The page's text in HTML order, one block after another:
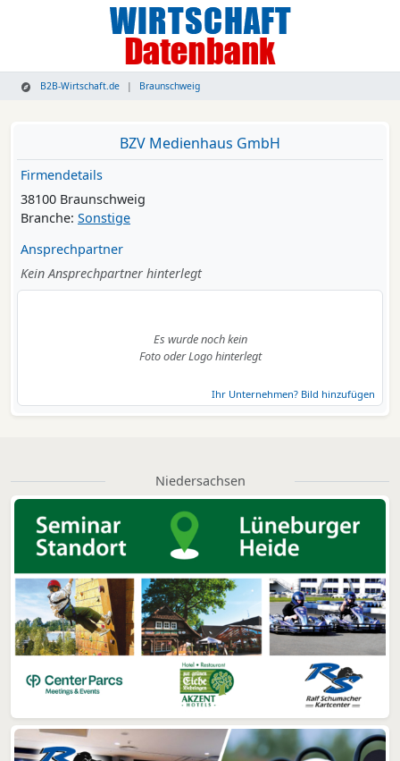
B2B-Wirtschaft.de Braunschweig
BZV Medienhaus GmbH
Firmendetails
38100 Braunschweig
Branche: Sonstige
Ansprechpartner
Kein Ansprechpartner hinterlegt
Es wurde noch kein
Foto oder Logo hinterlegt
Ihr Unternehmen? Bild hinzufügen
Niedersachsen